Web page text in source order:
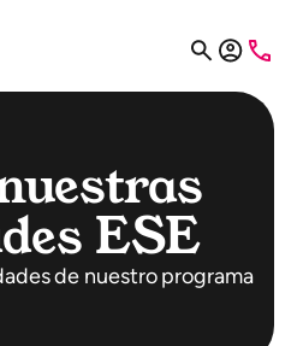
ESE
de nuestro programa